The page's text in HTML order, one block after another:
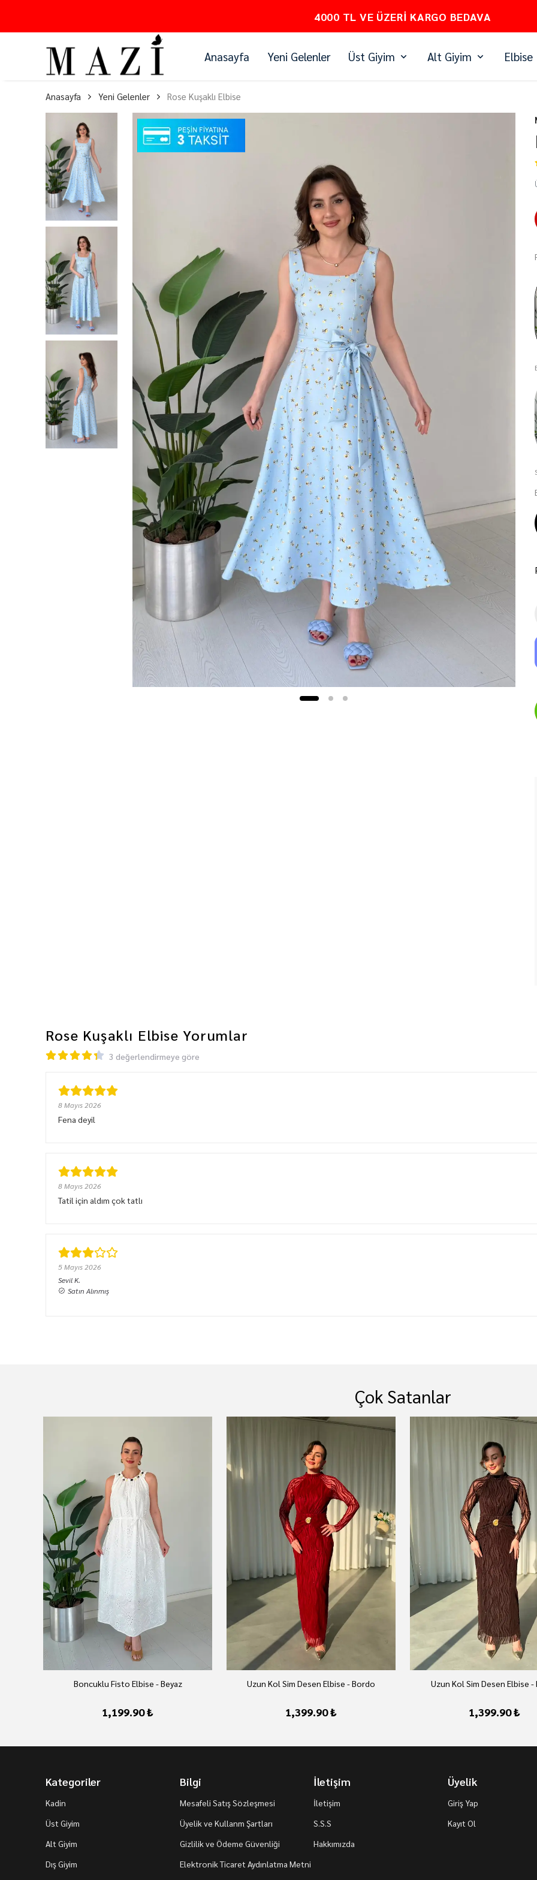
PEŞİN FİYATINA 3 TAKSİT
Anasayfa Yeni Gelenler Üst Giyim Alt Giyim Elbise
Anasayfa Yeni Gelenler Rose Kuşaklı Elbise
Rose Kuşaklı Elbise Yorumlar
3 değerlendirmeye göre
8 Mayıs 2026
Fena deyil
8 Mayıs 2026
Tatil için aldım çok tatlı
5 Mayıs 2026
SevilK.
Satın Alınmış
Çok Satanlar
Boncuklu Fisto Elbise - Beyaz
1,199.90 ₺
Uzun Kol Sim Desen Elbise - Bordo
1,399.90 ₺
Uzun Kol Sim Desen Elbise -
1,399.90 ₺
Kategoriler
Kadin
Üst Giyim
Alt Giyim
Dış Giyim
Bilgi
Mesafeli Satış Sözleşmesi
Üyelik ve Kullanm Şartları
Gizlilik ve Ödeme Güvenliği
Elektronik Ticaret Aydınlatma Metni
İletişim
İletişim
S.S.S
Hakkımızda
Üyelik
Giriş Yap
Kayıt Ol